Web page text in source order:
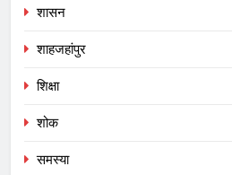
शासन
शाहजहांपुर
शिक्षा
शोक
समस्या